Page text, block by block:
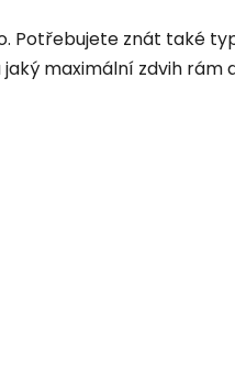
Potřebujete znát také
maximální zdvih